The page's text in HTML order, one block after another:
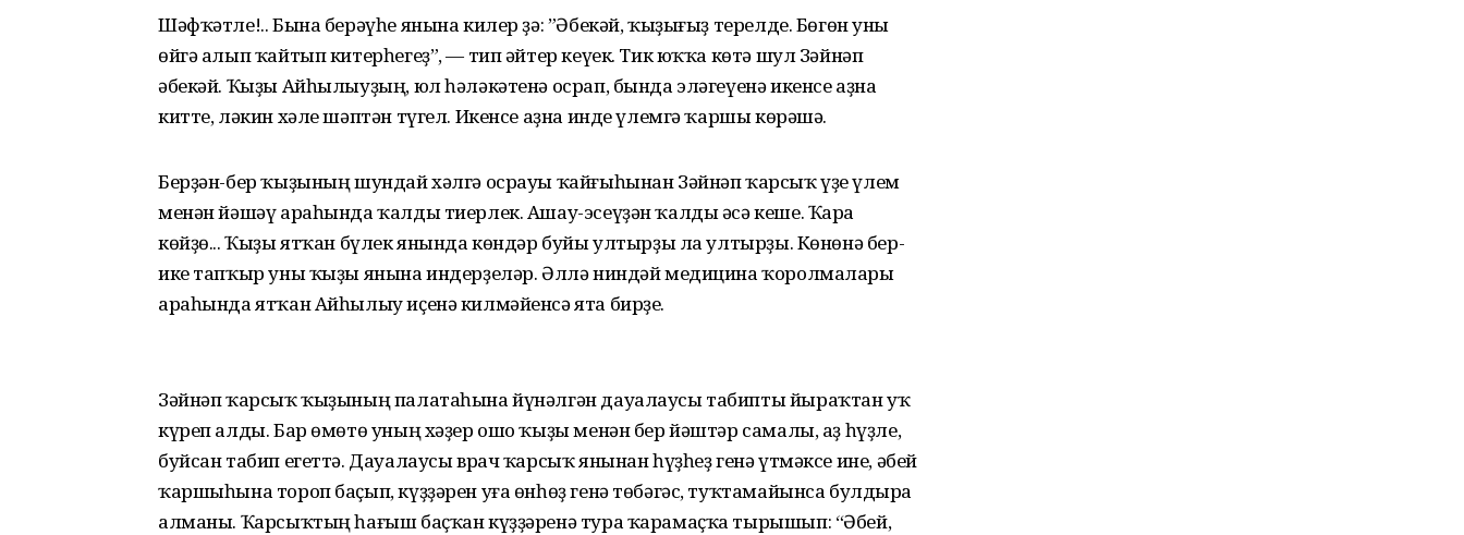
Шәфҡәтле!.. Бына берәүһе янына килер ҙә: ”Әбекәй, ҡыҙығыҙ терелде. Бөгөн уны
өйгә алып ҡайтып китерһегеҙ”, — тип әйтер кеүек. Тик юҡҡа көтә шул Зәйнәп
әбекәй. Ҡыҙы Айһылыуҙың, юл һәләкәтенә осрап, бында эләгеүенә икенсе аҙна
китте, ләкин хәле шәптән түгел. Икенсе аҙна инде үлемгә ҡаршы көрәшә.
Берҙән-бер ҡыҙының шундай хәлгә осрауы ҡайғыһынан Зәйнәп ҡарсыҡ үҙе үлем
менән йәшәү араһында ҡалды тиерлек. Ашау-эсеүҙән ҡалды әсә кеше. Ҡара
көйҙө... Ҡыҙы ятҡан бүлек янында көндәр буйы ултырҙы ла ултырҙы. Көнөнә бер-
ике тапҡыр уны ҡыҙы янына индерҙеләр. Әллә ниндәй медицина ҡоролмалары
араһында ятҡан Айһылыу иҫенә килмәйенсә ята бирҙе.
Зәйнәп ҡарсыҡ ҡыҙының палатаһына йүнәлгән дауалаусы табипты йыраҡтан уҡ
күреп алды. Бар өмөтө уның хәҙер ошо ҡыҙы менән бер йәштәр самалы, аҙ һүҙле,
буйсан табип егеттә. Дауалаусы врач ҡарсыҡ янынан һүҙһеҙ генә үтмәксе ине, әбей
ҡаршыһына тороп баҫып, күҙҙәрен уға өнһөҙ генә төбәгәс, туҡтамайынса булдыра
алманы. Ҡарсыҡтың һағыш баҫҡан күҙҙәренә тура ҡарамаҫҡа тырышып: “Әбей,